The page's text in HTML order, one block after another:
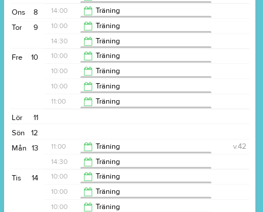
11:00
Idrottsföreningen Träningslust i Roslage
11:00
8
Ons 14:00
Träning
Idrottsföreningen Träningslust i Roslage
15:00
9
Tor 10:00
Träning
Idrottsföreningen Träningslust i Roslage
11:00
14:30
Träning
Idrottsföreningen Träningslust i Roslage
15:30
10
Fre 10:00
Träning
Idrottsföreningen Träningslust i Roslage
11:00
10:00
Träning
Idrottsföreningen Träningslust i Roslage
11:00
10:00
Träning
Idrottsföreningen Träningslust i Roslage
11:00
Träning
11
Lör
12
Sön
13
Mån v.42
11:00
Träning
Idrottsföreningen Träningslust i Roslage
12:00
14:30
Träning
Idrottsföreningen Träningslust i Roslage
15:30
14
Tis 10:00
Träning
Idrottsföreningen Träningslust i Roslage
11:00
10:00
Träning
Idrottsföreningen Träningslust i Roslage
10:00
Träning